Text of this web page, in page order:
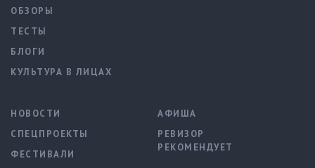
ОБЗОРЫ
ТЕСТЫ
БЛОГИ
КУЛЬТУРА В ЛИЦАХ
НОВОСТИ
СПЕЦПРОЕКТЫ
ФЕСТИВАЛИ
АФИША
РЕВИЗОР
РЕКОМЕНДУЕТ